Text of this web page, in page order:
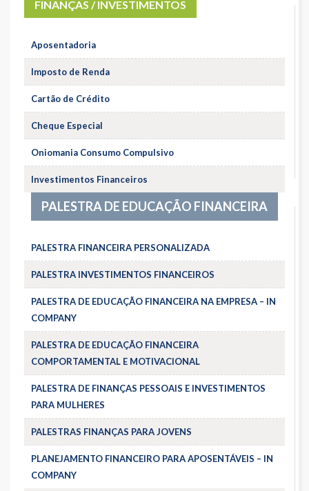
FINANÇAS / INVESTIMENTOS
Aposentadoria
Imposto de Renda
Cartão de Crédito
Cheque Especial
Oniomania Consumo Compulsivo
Investimentos Financeiros
PALESTRA DE EDUCAÇÃO FINANCEIRA
PALESTRA FINANCEIRA PERSONALIZADA
PALESTRA INVESTIMENTOS FINANCEIROS
PALESTRA DE EDUCAÇÃO FINANCEIRA NA EMPRESA – IN
COMPANY
PALESTRA DE EDUCAÇÃO FINANCEIRA
COMPORTAMENTAL E MOTIVACIONAL
PALESTRA DE FINANÇAS PESSOAIS E INVESTIMENTOS
PARA MULHERES
PALESTRAS FINANÇAS PARA JOVENS
PLANEJAMENTO FINANCEIRO PARA APOSENTÁVEIS – IN
COMPANY